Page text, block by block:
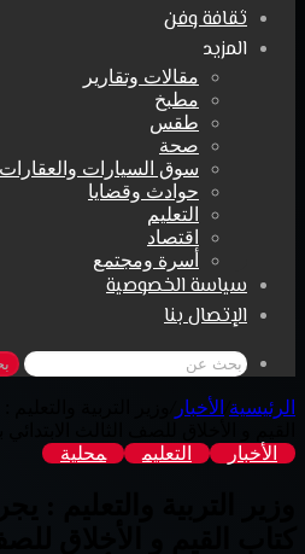
ثقافة وفن
المزيد
مقالات وتقارير
مطبخ
طقس
صحة
سوق السيارات والعقارات
حوادث وقضايا
التعليم
اقتصاد
أسرة ومجتمع
سياسة الخصوصية
الإتصال بنا
الرئيسية الأخبار
الأخبار
التعليم محلية